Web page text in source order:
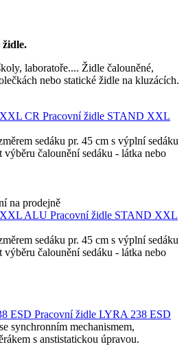
židle.
laboratoře.... Židle čalouněné,
nebo statické židle na kluzácích.
Pracovní židle STAND XXL
sedáku pr. 45 cm s výplní sedáku
čalounění sedáku - látka nebo
Pracovní židle STAND XXL
sedáku pr. 45 cm s výplní sedáku
čalounění sedáku - látka nebo
Pracovní židle LYRA 238 ESD
synchronním mechanismem,
s anstistatickou úpravou.